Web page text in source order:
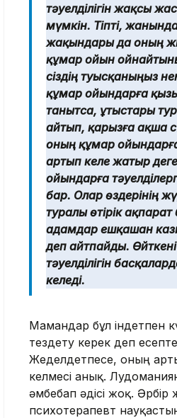
тәуелділігін жақсы
мүмкін. Тіпті,
жақындары да оның
құмар ойын
сіздің туысқаныңыз
құмар ойындарға
танытса, ұтыстары
айтып, қарызға ақша
оның құмар ойындарға
артып келе жатыр
ойындарға
бар. Олар өздерінің
туралы өтірік ақпарат
адамдар ешқашан
деп айтпайды.
тәуелділігін
келеді.
Мамандар бұл індетпен
тездету керек деп
Жеделдетпесе, оның
келмесі анық.
әмбебап әдісі жоқ.
психотерапевт